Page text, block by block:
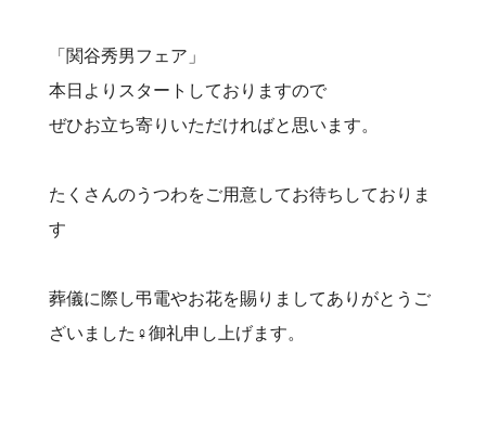
「関谷秀男フェア」
本日よりスタートしておりますので
ぜひお立ち寄りいただければと思います。
たくさんのうつわをご用意してお待ちしておりま
す
葬儀に際し弔電やお花を賜りましてありがとうご
ざいました‍♀️御礼申し上げます。